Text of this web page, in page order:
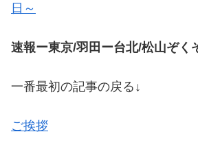
日～
速報ー東京/羽田ー台北/松山ぞく
一番最初の記事の戻る↓
ご挨拶